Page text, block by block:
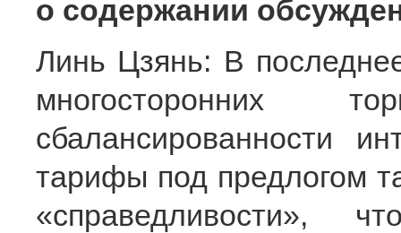
о содержании
Линь Цзянь: В
многосторонних
сбалансированности
тарифы под предлогом
«справедливости»,